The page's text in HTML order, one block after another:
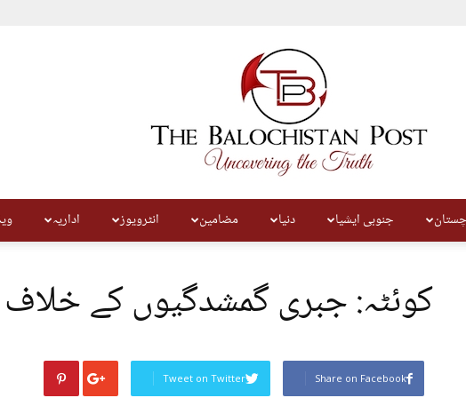
جنوبی ایشیا دنیا مضامین انٹرویوز اداریہ
کوئٹہ: جبری گمشدگیوں کے
Share on Facebook
Tweet on Twitter